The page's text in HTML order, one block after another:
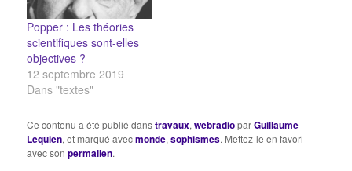
Popper : Les théories
scientifiques sont-elles
objectives ?
12 septembre 2019
Dans "textes"
Ce contenu a été publié danstravaux,webradioparGuillaume
Lequien, et marqué avecmonde,sophismes. Mettez-le en favori
avec sonpermalien.